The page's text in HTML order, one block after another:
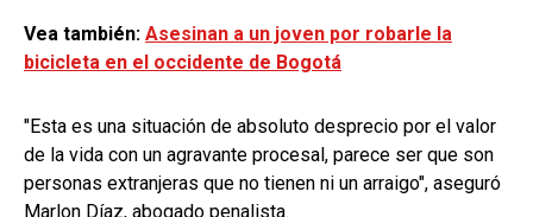
Vea también: Asesinan a un joven por robarle la
bicicleta en el occidente de Bogotá
"Esta es una situación de absoluto desprecio por el valor
de la vida con un agravante procesal, parece ser que son
personas extranjeras que no tienen ni un arraigo", aseguró
Marlon Díaz, abogado penalista.